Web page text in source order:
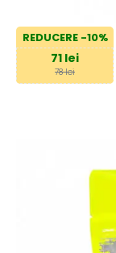
REDUCERE -10%
71 lei
78 lei